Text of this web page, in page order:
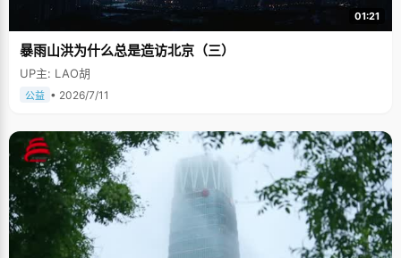
01:21
暴雨山洪为什么总是造访北京（三）
UP主: LAO胡
公益 • 2026/7/11